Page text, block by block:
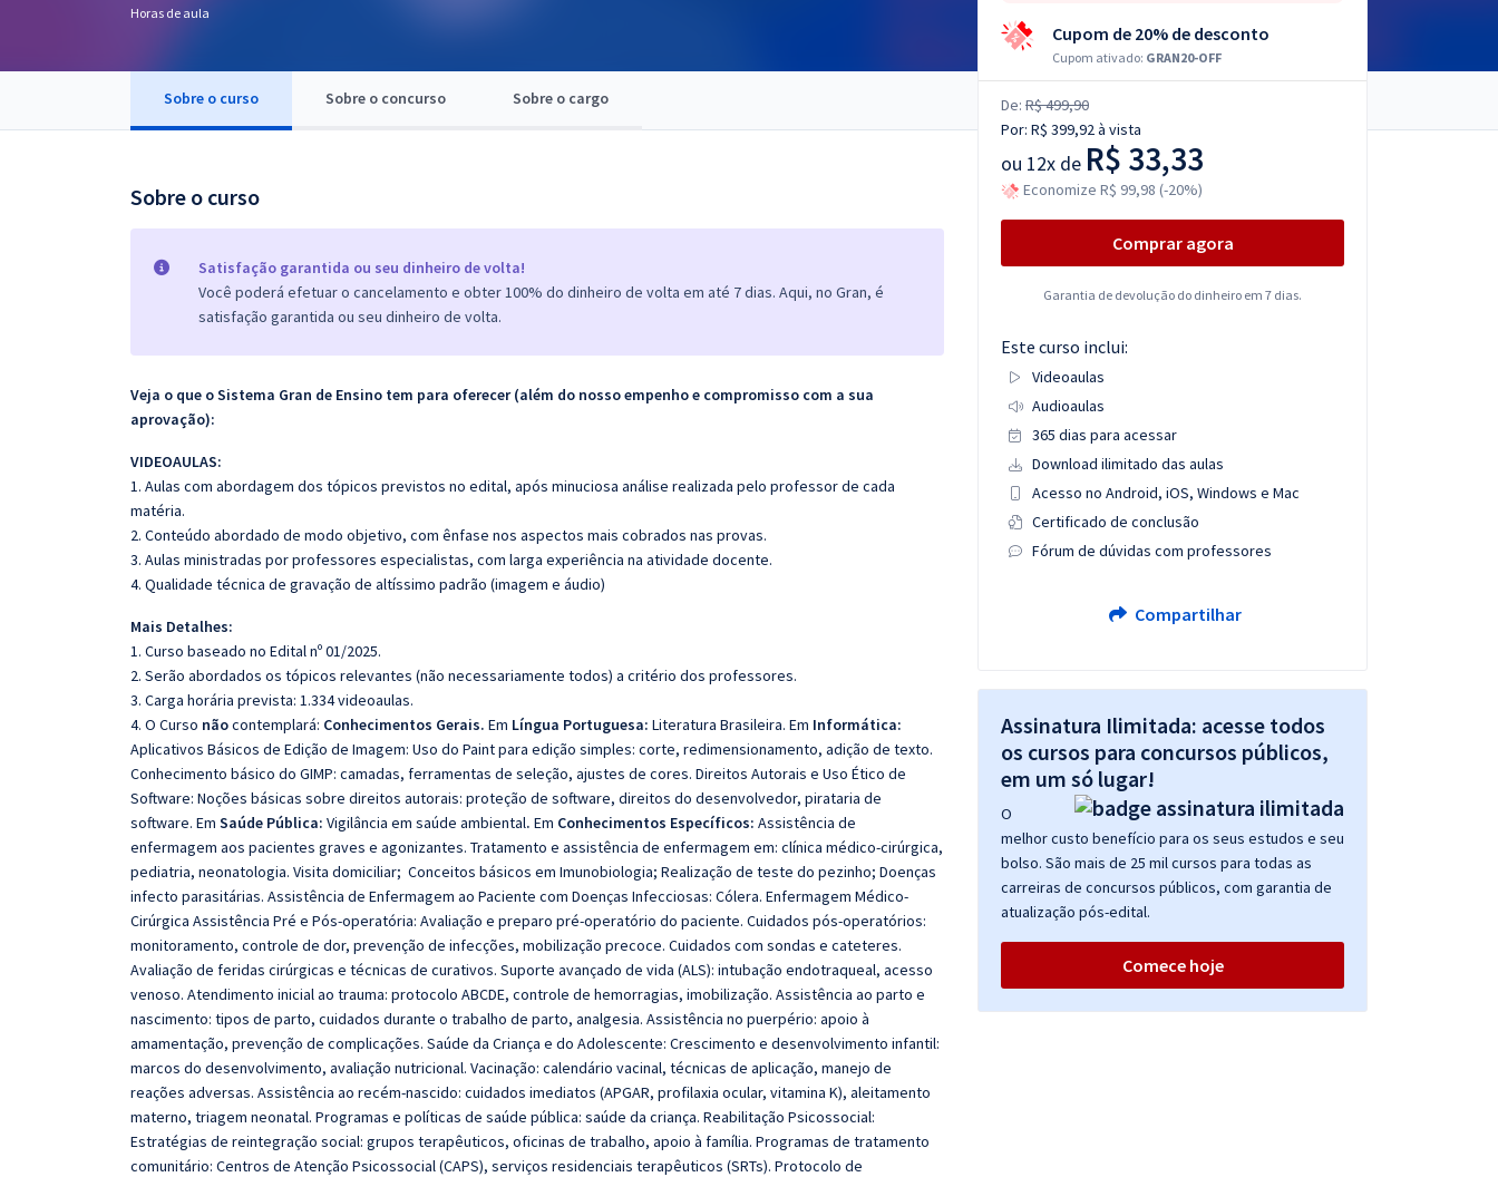
OAB
Questões grátis
Conteúdo gratuito
Horas de aula
Sobre o curso Sobre o concurso Sobre o cargo
Sobre o curso
Satisfação garantida ou seu dinheiro de volta!
Você poderá efetuar o cancelamento e obter 100% do dinheiro de volta em até 7 dias. Aqui, no Gran, é
satisfação garantida ou seu dinheiro de volta.
Veja o que o Sistema Gran de Ensino tem para oferecer (além do nosso empenho e compromisso com a sua
aprovação):
VIDEOAULAS:
1. Aulas com abordagem dos tópicos previstos no edital, após minuciosa análise realizada pelo professor de cada
matéria.
2. Conteúdo abordado de modo objetivo, com ênfase nos aspectos mais cobrados nas provas.
3. Aulas ministradas por professores especialistas, com larga experiência na atividade docente.
4. Qualidade técnica de gravação de altíssimo padrão (imagem e áudio)
Mais Detalhes:
1. Curso baseado no Edital nº 01/2025.
2. Serão abordados os tópicos relevantes (não necessariamente todos) a critério dos professores.
3. Carga horária prevista: 1.334 videoaulas.
4. O Curso nãocontemplará: Conhecimentos Gerais. Em Língua Portuguesa: Literatura Brasileira. Em Informática:
Aplicativos Básicos de Edição de Imagem: Uso do Paint para edição simples: corte, redimensionamento, adição de texto.
Conhecimento básico do GIMP: camadas, ferramentas de seleção, ajustes de cores. Direitos Autorais e Uso Ético de
Software: Noções básicas sobre direitos autorais: proteção de software, direitos do desenvolvedor, pirataria de
software. Em Saúde Pública: Vigilância em saúde ambiental. Em Conhecimentos Específicos: Assistência de
enfermagem aos pacientes graves e agonizantes. Tratamento e assistência de enfermagem em: clínica médico-cirúrgica,
pediatria, neonatologia. Visita domiciliar; Conceitos básicos em Imunobiologia; Realização de teste do pezinho; Doenças
infecto parasitárias. Assistência de Enfermagem ao Paciente com Doenças Infecciosas: Cólera. Enfermagem Médico-
Cirúrgica Assistência Pré e Pós-operatória: Avaliação e preparo pré-operatório do paciente. Cuidados pós-operatórios:
monitoramento, controle de dor, prevenção de infecções, mobilização precoce. Cuidados com sondas e cateteres.
Avaliação de feridas cirúrgicas e técnicas de curativos. Suporte avançado de vida (ALS): intubação endotraqueal, acesso
venoso. Atendimento inicial ao trauma: protocolo ABCDE, controle de hemorragias, imobilização. Assistência ao parto e
nascimento: tipos de parto, cuidados durante o trabalho de parto, analgesia. Assistência no puerpério: apoio à
amamentação, prevenção de complicações. Saúde da Criança e do Adolescente: Crescimento e desenvolvimento infantil:
marcos do desenvolvimento, avaliação nutricional. Vacinação: calendário vacinal, técnicas de aplicação, manejo de
reações adversas. Assistência ao recém-nascido: cuidados imediatos (APGAR, profilaxia ocular, vitamina K), aleitamento
materno, triagem neonatal. Programas e políticas de saúde pública: saúde da criança. Reabilitação Psicossocial:
Estratégias de reintegração social: grupos terapêuticos, oficinas de trabalho, apoio à família. Programas de tratamento
comunitário: Centros de Atenção Psicossocial (CAPS), serviços residenciais terapêuticos (SRTs). Protocolo de
Cupom de 20% de desconto
Cupom ativado: GRAN20-OFF
De: R$ 499,90
Por: R$ 399,92à vista
ou 12x de R$ 33,33
Economize R$ 99,98 (-20%)
Comprar agora
Garantia de devolução do dinheiro em 7 dias.
Este curso inclui:
Videoaulas
Audioaulas
365 dias para acessar
Download ilimitado das aulas
Acesso no Android, iOS, Windows e Mac
Certificado de conclusão
Fórum de dúvidas com professores
Compartilhar
Assinatura Ilimitada: acesse todos
os cursos para concursos públicos,
em um só lugar!
O
melhor custo benefício para os seus estudos e seu
bolso. São mais de 25 mil cursos para todas as
carreiras de concursos públicos, com garantia de
atualização pós-edital.
Comece hoje